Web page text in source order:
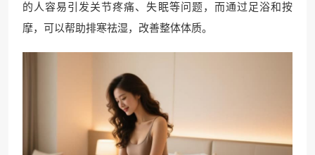
的人容易引发关节疼痛、失眠等问题，而通过足浴和按
摩，可以帮助排寒祛湿，改善整体体质。